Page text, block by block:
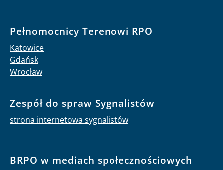
Pełnomocnicy Terenowi RPO
Katowice
Gdańsk
Wrocław
Zespół do spraw Sygnalistów
strona internetowa sygnalistów
BRPO w mediach społecznościowych